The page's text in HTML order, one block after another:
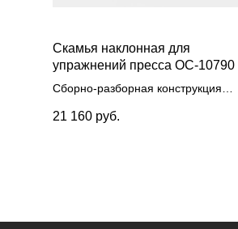
Скамья наклонная для
упражнений пресса ОС-10790
Сборно-разборная конструкция
мм и перекладин диаметром 32 мм
21 160 руб.